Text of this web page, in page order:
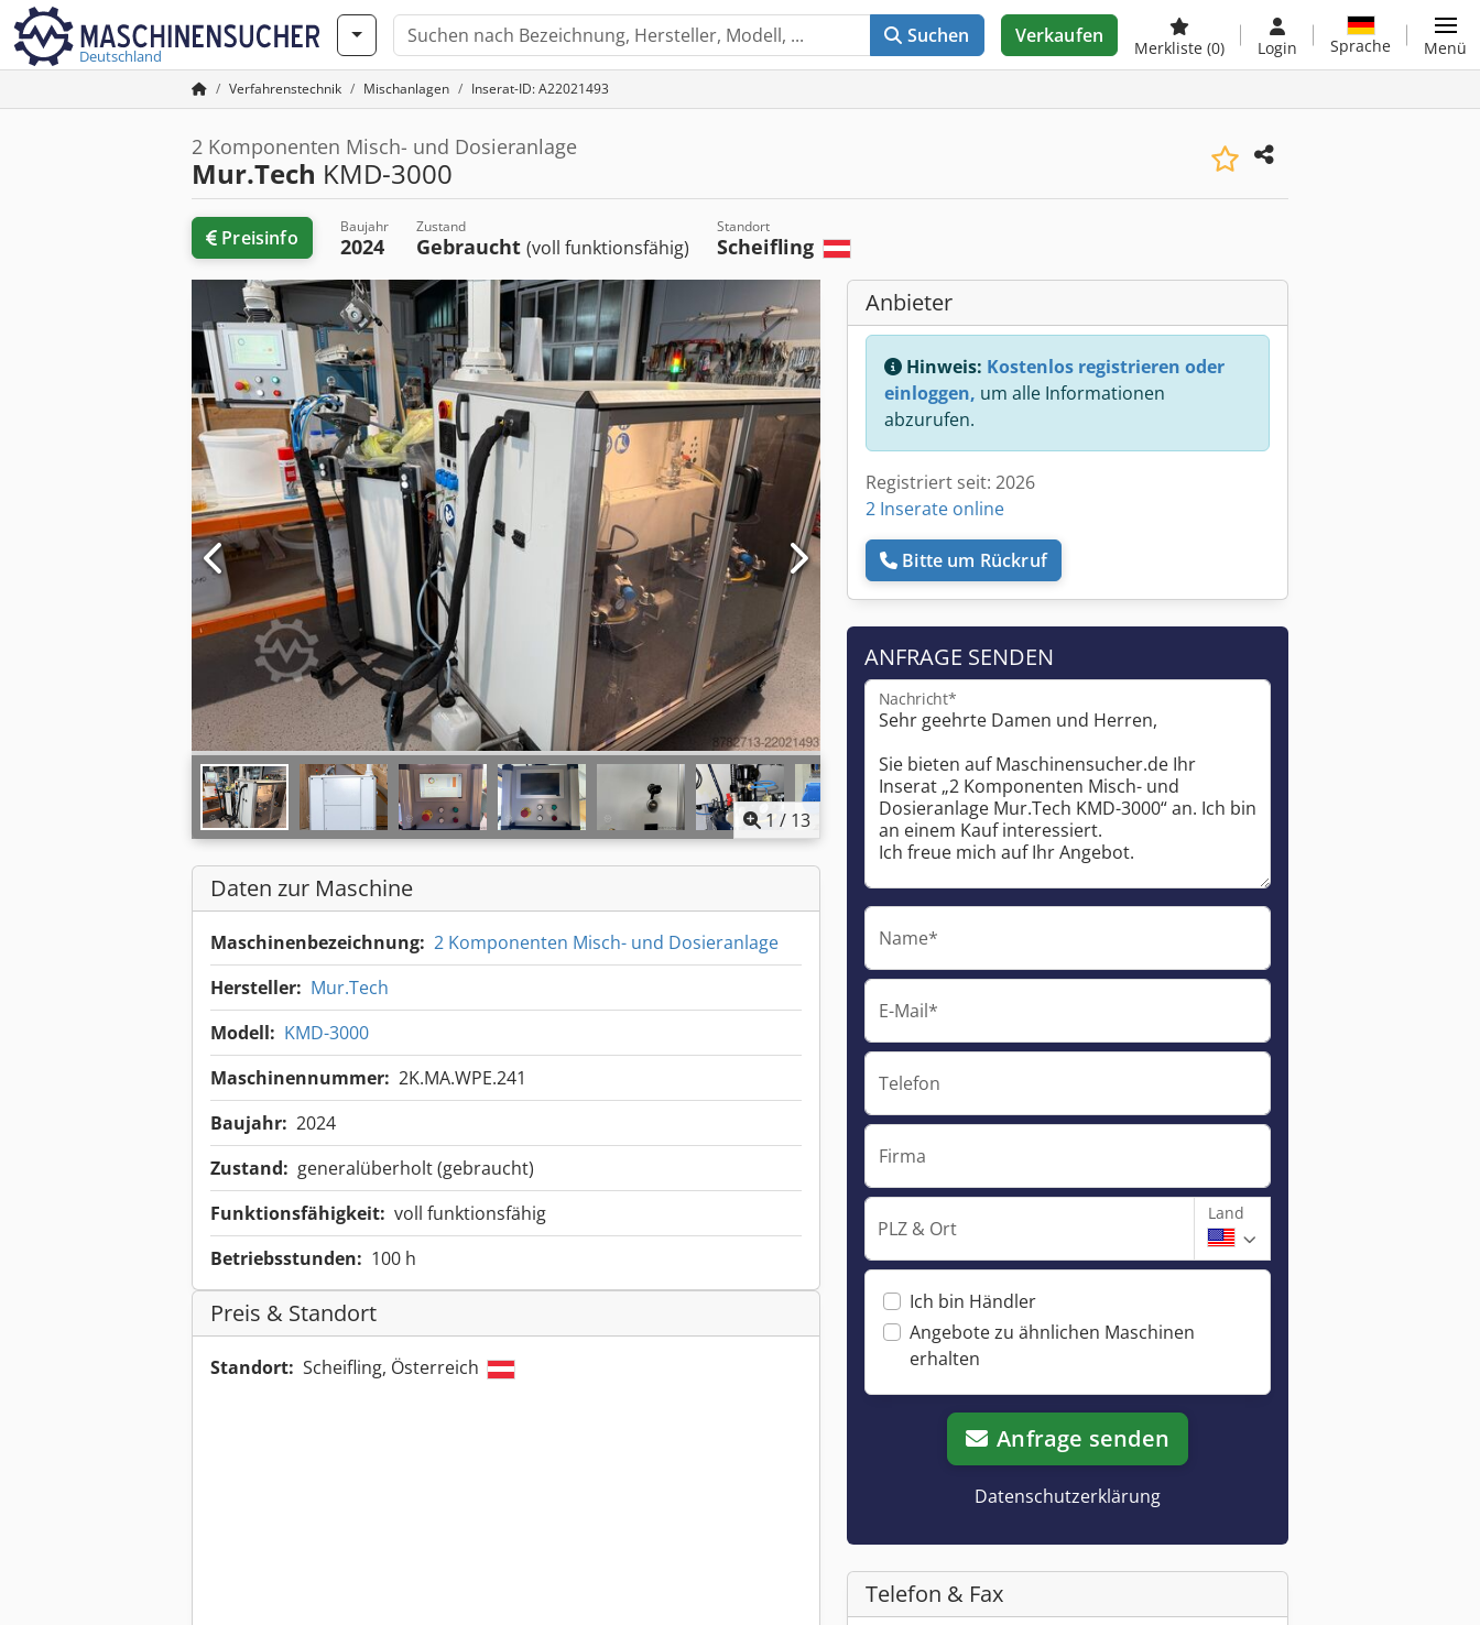
Deutschland
Suchen Verkaufen
Merkliste (0) Login Sprache Menü
Verfahrenstechnik Mischanlagen Inserat-ID: A22021493
2 Komponenten Misch- und Dosieranlage
Mur.Tech KMD-3000
Preisinfo Baujahr
2024
Zustand
Gebraucht (voll funktionsfähig)
Standort
Scheifling
1 / 13
Daten zur Maschine
Maschinenbezeichnung: 2 Komponenten Misch- und Dosieranlage
Hersteller: Mur.Tech
Modell: KMD-3000
Maschinennummer: 2K.MA.WPE.241
Baujahr: 2024
Zustand: generalüberholt (gebraucht)
Funktionsfähigkeit: voll funktionsfähig
Betriebsstunden: 100 h
Preis & Standort
Standort: Scheifling, Österreich
Anbieter
Hinweis: Kostenlos registrieren oder
einloggen, um alle Informationen
abzurufen.
Registriert seit: 2026
2 Inserate online
Bitte um Rückruf
ANFRAGE SENDEN
Nachricht*
Name*
E-Mail*
Telefon
Firma
PLZ & Ort
Land
Ich bin Händler
Angebote zu ähnlichen Maschinen
erhalten
Anfrage senden
Datenschutzerklärung
Telefon & Fax